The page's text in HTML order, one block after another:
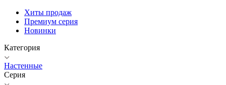
Хиты продаж
Премиум серия
Новинки
Категория
Настенные
Серия